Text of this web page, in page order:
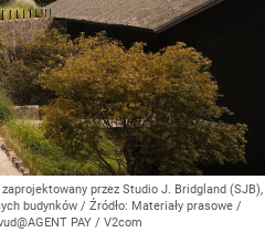
przez Studio J. Bridgland (SJB),
budynków / Źródło: Materiały prasowe /
PAY / V2com